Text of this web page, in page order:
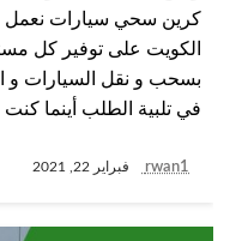
كرين سحي سيارات نعمل
الكويت على توفير كل
بسحب و نقل السيارات و
في تلبية الطلب أينما
rwan1 فبراير 22, 2021